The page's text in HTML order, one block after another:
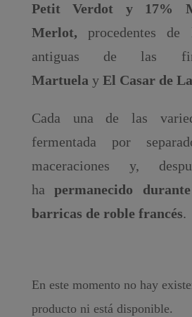
Petit Verdot y 17%
Merlot, procedentes de
antiguas de las
Martuela y El Casar de
Cada una de las
fermentada por
maceraciones y,
hapermanecido
barricas de roble francés.
En este momento no hay
producto ni está disponible.